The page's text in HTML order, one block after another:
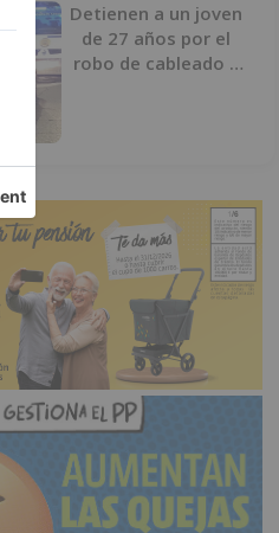
Detienen a un joven
de 27 años por el
robo de cableado y